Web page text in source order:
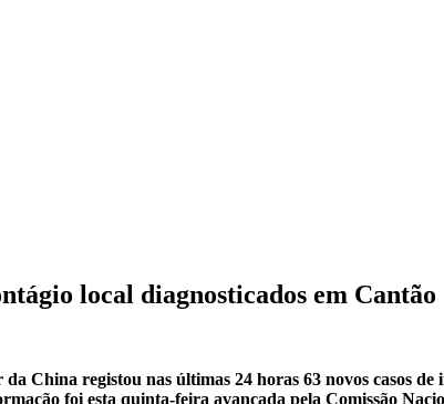
local diagnosticados em Cantão
China registou nas últimas 24 horas 63 novos casos
foi esta quinta-feira avançada pela Comissão